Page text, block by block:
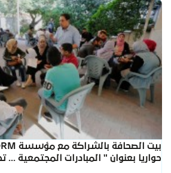
حواريا بعنوان " المبادرات المجتمعية ...